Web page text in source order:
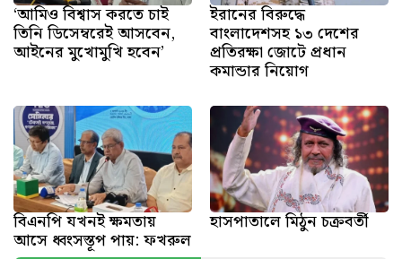
‘আমিও বিশ্বাস করতে চাই
তিনি ডিসেম্বরেই আসবেন,
আইনের মুখোমুখি হবেন’
ইরানের বিরুদ্ধে
বাংলাদেশসহ ১৩ দেশের
প্রতিরক্ষা জোটে প্রধান
কমান্ডার নিয়োগ
বিএনপি যখনই ক্ষমতায়
আসে ধ্বংসস্তূপ পায়: ফখরুল
হাসপাতালে মিঠুন চক্রবর্তী